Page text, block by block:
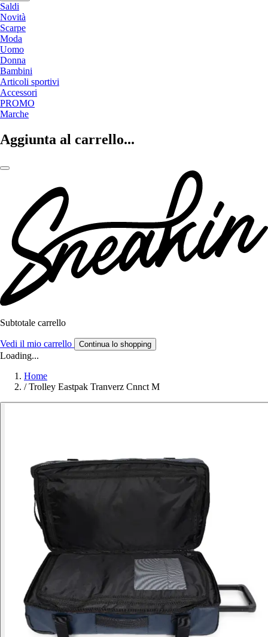
Saldi
Novità
Scarpe
Moda
Uomo
Donna
Bambini
Articoli sportivi
Accessori
PROMO
Marche
Aggiunta al carrello...
Subtotale carrello
Vedi il mio carrello Continua lo shopping
Loading...
Home
/ Trolley Eastpak Tranverz Cnnct M